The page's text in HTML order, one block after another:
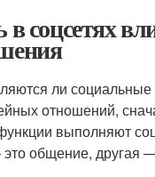
соцсетях
ли социальные
отношений,
выполняют
общение, другая